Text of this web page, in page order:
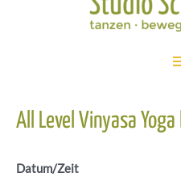
All Level Vinyasa
Datum/Zeit